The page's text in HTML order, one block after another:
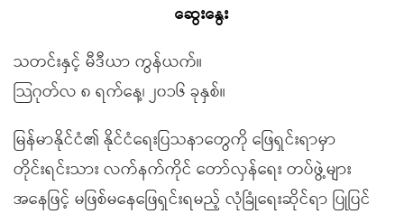
ဆွေးနွေး
သတင်းနှင့် မီဒီယာ ကွန်ယက်။
သြဂုတ်လ ၈ ရက်နေ့၊ ၂၀၁၆ ခုနှစ်။
မြန်မာနိုင်ငံ၏ နိုင်ငံရေးပြသနာတွေကို ဖြေရှင်းရာမှာ
တိုင်းရင်းသား လက်နက်ကိုင် တော်လှန်ရေး တပ်ဖွဲ့များ
အနေဖြင့် မဖြစ်မနေဖြေရှင်းရမည့် လုံခြုံရေးဆိုင်ရာ ပြုပြင်